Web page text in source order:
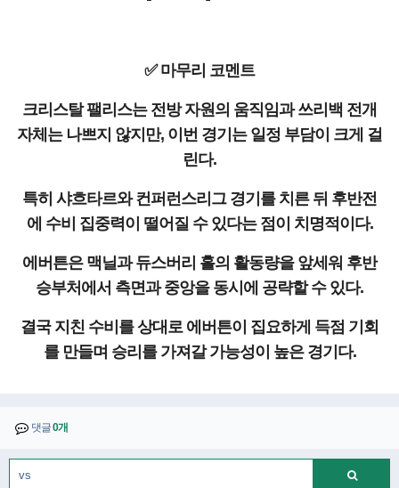
✅ 마무리 코멘트
크리스탈 팰리스는 전방 자원의 움직임과 쓰리백 전개
자체는 나쁘지 않지만, 이번 경기는 일정 부담이 크게 걸
린다.
특히 샤흐타르와 컨퍼런스리그 경기를 치른 뒤 후반전
에 수비 집중력이 떨어질 수 있다는 점이 치명적이다.
에버튼은 맥닐과 듀스버리 홀의 활동량을 앞세워 후반
승부처에서 측면과 중앙을 동시에 공략할 수 있다.
결국 지친 수비를 상대로 에버튼이 집요하게 득점 기회
를 만들며 승리를 가져갈 가능성이 높은 경기다.
댓글0개